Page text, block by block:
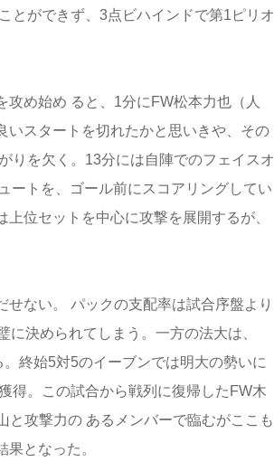
とができず、3点ビハインドで第1ピリオ
め始め ると、1分にFW松本力也（人
いスタートを切れたかと思いきや、その
りを欠く。13分には自陣でのフェイスオ
ートを、ゴール前にスコアリングしてい
上位セットを中心に攻撃を展開するが、
ない。 パックの支配率は試合序盤より
決められてしまう。一方の法大は、
終始5対5のイーブンでは明大の勢いに
得。この試合から戦列に復帰したFW木
と攻撃力の あるメンバーで臨むがここも
となった。